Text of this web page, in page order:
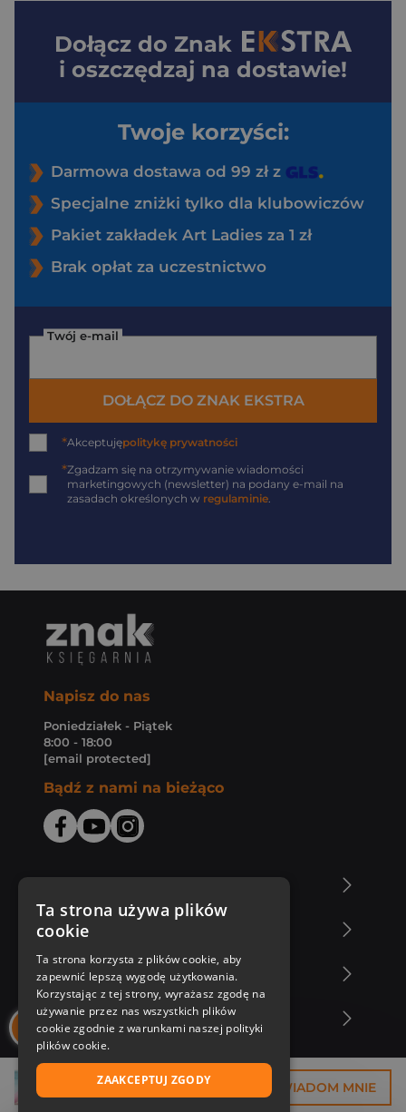
36,75 zł POWIADOM MNIE
Dołącz do Znak
i oszczędzaj na dostawie!
Twoje korzyści:
Darmowa dostawa od 99 zł z
Specjalne zniżki tylko dla klubowiczów
Pakiet zakładek Art Ladies za 1 zł
Brak opłat za uczestnictwo
Twój e-mail
DOŁĄCZ DO ZNAK EKSTRA
*Akceptujępolitykę prywatności
*Zgadzam się na otrzymywanie wiadomości
marketingowych (newsletter) na podany e-mail na
zasadach określonych w regulaminie.
Napisz do nas
Poniedziałek - Piątek
8:00 - 18:00
[email protected]
Bądź z nami na bieżąco
Zakupy u nas
Nasza oferta
Nasi autorzy
Ta strona używa plików
cookie
Ta strona korzysta z plików cookie, aby
zapewnić lepszą wygodę użytkowania.
Korzystając z tej strony, wyrażasz zgodę na
używanie przez nas wszystkich plików
cookie zgodnie z warunkami naszej polityki
plików cookie.
ZAAKCEPTUJ ZGODY